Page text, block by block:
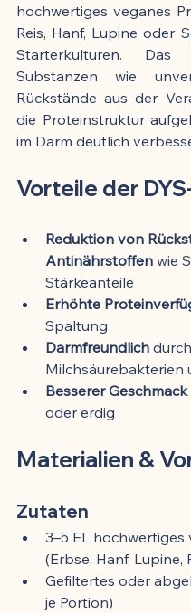
hochwertiges veganes
Reis, Hanf, Lupine oder
Starterkulturen. Das
Substanzen wie
Rückstände aus der
die Proteinstruktur
im Darm deutlich
Vorteile der
Reduktion von
Antinährstoffen wie
Stärkeanteile
Erhöhte
Spaltung
Darmfreundlich
Milchsäurebakterien
Besserer Geschmack
oder erdig
Materialien &
Zutaten
3–5 EL
(Erbse, Hanf, Lupine,
Gefiltertes oder
je Portion)